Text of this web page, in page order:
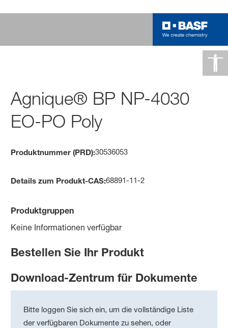
Agnique® BP NP-4030
EO-PO Poly
Produktnummer (PRD):30536053
Details zum Produkt-CAS:68891-11-2
Produktgruppen
Keine Informationen verfügbar
Bestellen Sie Ihr Produkt
Download-Zentrum für Dokumente
Bitte loggen Sie sich ein, um die vollständige Liste
der verfügbaren Dokumente zu sehen, oder